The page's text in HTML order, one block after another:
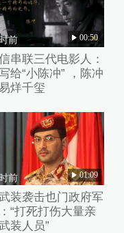
前 00:50
串联三代电影人：
给“小陈冲” ，陈冲
烊千玺
前 01:09
装袭击也门政府军
“打死打伤大量亲
装人员”